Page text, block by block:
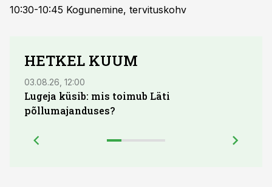
10:30-10:45 Kogunemine, tervituskohv
HETKEL KUUM
03.08.26, 12:00
Lugeja küsib: mis toimub Läti
põllumajanduses?